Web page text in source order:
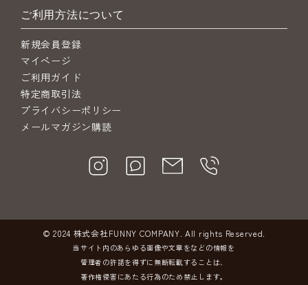
ご利用方法について
新規会員登録
マイページ
ご利用ガイド
特定商取引法
プライバシーポリシー
メールマガジン購読
© 2024 株式会社FUNNY COMPANY. All rights Reserved.
当サイト内のあらゆる画像や文章をなどの情報を
管理者の許諾を得ずに無断転載することは、
著作権侵害にあたる行為のため禁止します。